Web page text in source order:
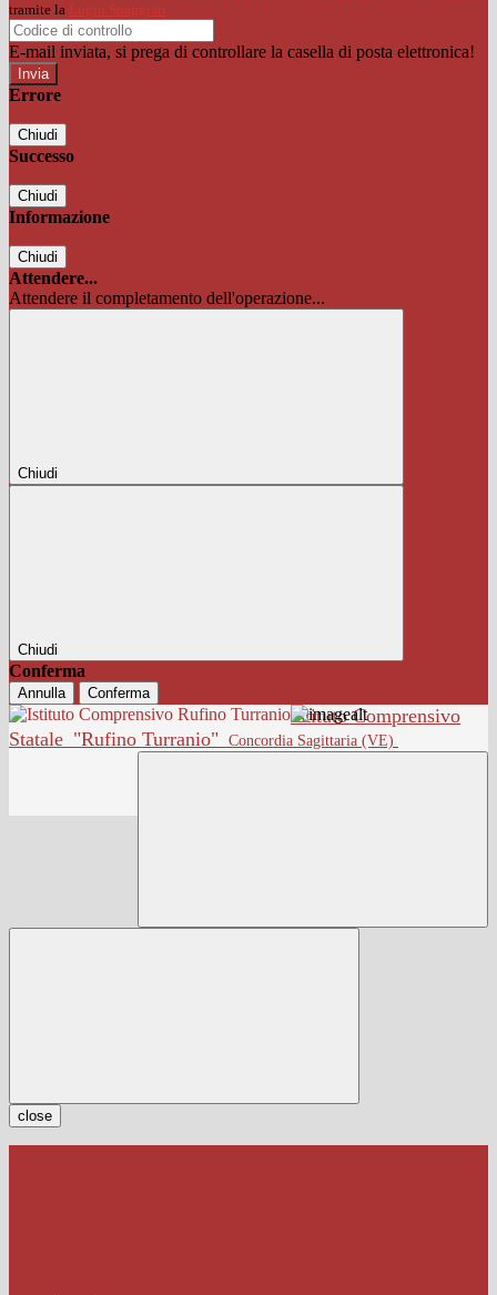
tramite la Login Spaggiari
E-mail inviata, si prega di controllare la casella di posta elettronica!
Errore
Chiudi
Successo
Chiudi
Informazione
Chiudi
Attendere...
Attendere il completamento dell'operazione...
Chiudi
Chiudi
Conferma
Annulla Conferma
Istituto Comprensivo
Statale "Rufino Turranio" Concordia Sagittaria (VE)
close